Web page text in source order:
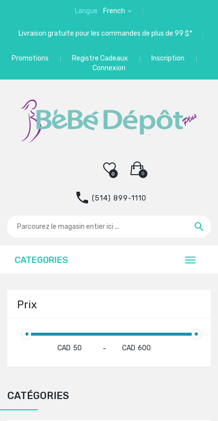
Langue French
Livraison gratuite pour les commandes de plus de 99 $*
Promotions Registre Cadeaux
Inscription
Connexion
0
0
(514) 899-1110
CATEGORIES
Prix
CAD - CAD
CATÉGORIES